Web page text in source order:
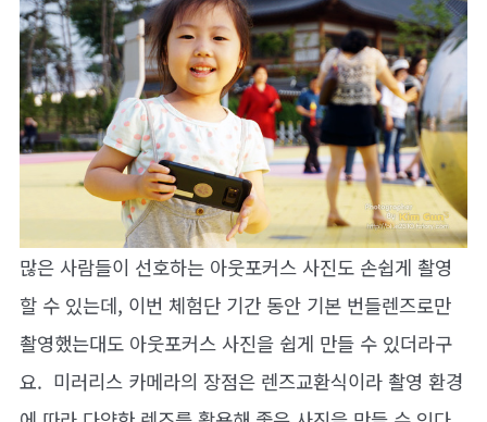
많은 사람들이 선호하는 아웃포커스 사진도 손쉽게 촬영
할 수 있는데, 이번 체험단 기간 동안 기본 번들렌즈로만
촬영했는대도 아웃포커스 사진을 쉽게 만들 수 있더라구
요. 미러리스 카메라의 장점은 렌즈교환식이라 촬영 환경